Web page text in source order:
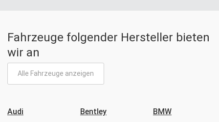
Fahrzeuge folgender Hersteller bieten
wir an
Alle Fahrzeuge anzeigen
Audi Bentley BMW